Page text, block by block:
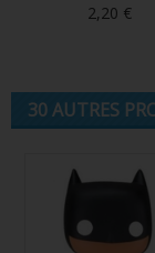
2,20 €
30 AUTRES